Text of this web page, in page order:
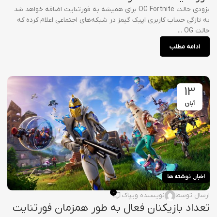
بزودی حالت OG Fortnite برای همیشه به فورتنایت اضافه خواهد شد
به تازگی حساب کاربری اپیک گیمز در شبکه‌های اجتماعی اعلام کرده که
حالت OG ...
ادامه مطلب
13
آبان
اخبار, نوشته ها
ارسال توسط نویسنده ویپاک 0
تعداد بازیکنان فعال به طور همزمان فورتنایت